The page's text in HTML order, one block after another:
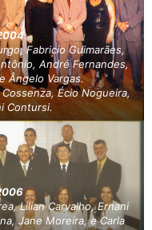
Fabricio Guimarães,
André Fernandes,
Ângelo Vargas.
Écio Nogueira,
Contursi.
Lilian Carvalho, Ernani
Jane Moreira, e Carla